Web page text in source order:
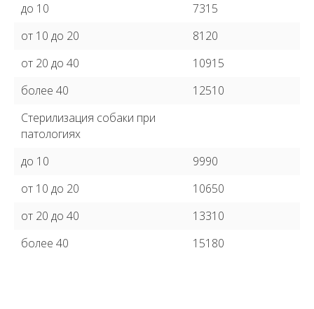
до 10
7315
от 10 до 20
8120
от 20 до 40
10915
более 40
12510
Стерилизация собаки при
патологиях
до 10
9990
от 10 до 20
10650
от 20 до 40
13310
более 40
15180